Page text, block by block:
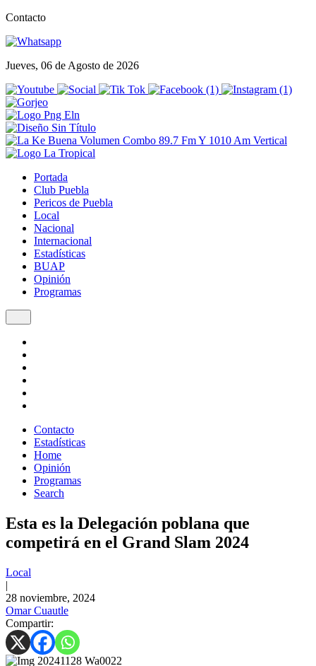
Contacto
Jueves, 06 de Agosto de 2026
Portada
Club Puebla
Pericos de Puebla
Local
Nacional
Internacional
Estadísticas
BUAP
Opinión
Programas
Contacto
Estadísticas
Home
Opinión
Programas
Search
Esta es la Delegación poblana que
competirá en el Grand Slam 2024
Local
|
28 noviembre, 2024
Omar Cuautle
Compartir: